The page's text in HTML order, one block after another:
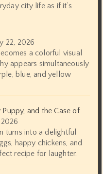
city life as if it’s
22, 2026
a colorful visual
appears simultaneously
blue, and yellow
and the Case of
2026
turns into a delightful
happy chickens, and
recipe for laughter.